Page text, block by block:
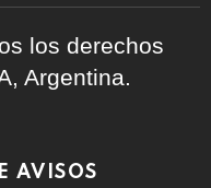
los derechos
Argentina.
AVISOS